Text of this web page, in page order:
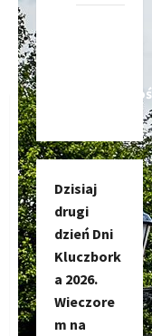
Dzisiaj
drugi
dzień Dni
Kluczbork
a 2026.
Wieczore
m na